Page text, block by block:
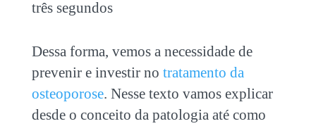
três segundos
Dessa forma, vemos a necessidade de
prevenir e investir no tratamento da
osteoporose. Nesse texto vamos explicar
desde o conceito da patologia até como